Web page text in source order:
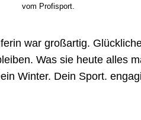
vom Profisport.
war großartig.
Was sie heute alles
Winter. Dein Sport.